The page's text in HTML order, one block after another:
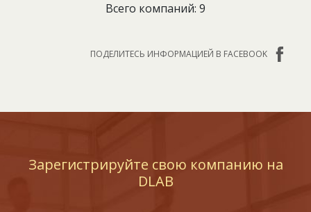
Всего компаний: 9
ПОДЕЛИТЕСЬ ИНФОРМАЦИЕЙ В FACEBOOK
Зарегистрируйте свою компанию на
DLAB